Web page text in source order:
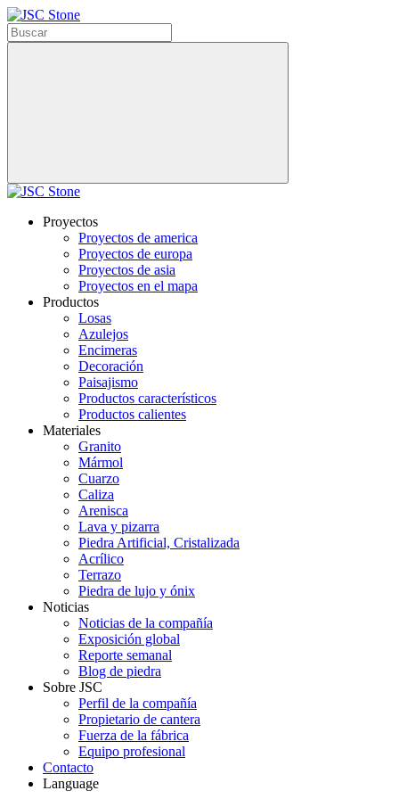
Proyectos
Proyectos de america
Proyectos de europa
Proyectos de asia
Proyectos en el mapa
Productos
Losas
Azulejos
Encimeras
Decoración
Paisajismo
Productos característicos
Productos calientes
Materiales
Granito
Mármol
Cuarzo
Caliza
Arenisca
Lava y pizarra
Piedra Artificial, Cristalizada
Acrílico
Terrazo
Piedra de lujo y ónix
Noticias
Noticias de la compañía
Exposición global
Reporte semanal
Blog de piedra
Sobre JSC
Perfil de la compañía
Propietario de cantera
Fuerza de la fábrica
Equipo profesional
Contacto
Language